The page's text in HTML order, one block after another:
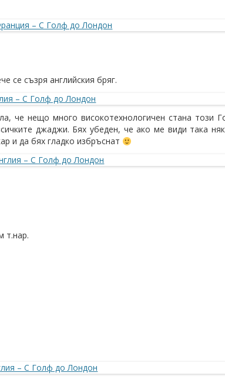
се съзря английския бряг.
че нещо много високотехнологичен стана този
джаджи. Бях убеден, че ако ме види така
и да бях гладко избръснат
т.нар.